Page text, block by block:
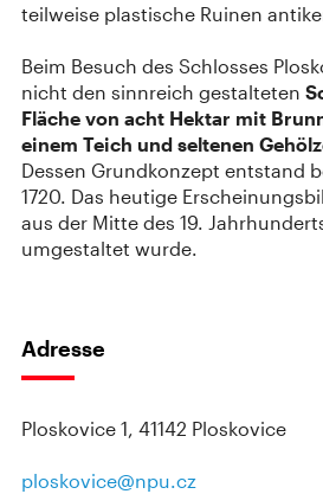
teilweise plastische Ruinen
Beim Besuch des Schlosses
nicht den sinnreich gestalteten
Fläche von acht Hektar mit
einem Teich und seltenen
Dessen Grundkonzept entstand
1720. Das heutige
aus der Mitte des 19.
umgestaltet wurde.
Adresse
Ploskovice 1, 41142 Ploskovice
ploskovice@npu.cz